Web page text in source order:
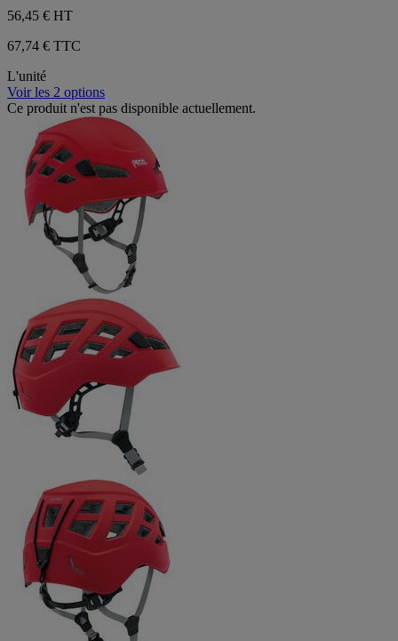
56,45 € HT
67,74 € TTC
L'unité
Voir les 2 options
Ce produit n'est pas disponible actuellement.